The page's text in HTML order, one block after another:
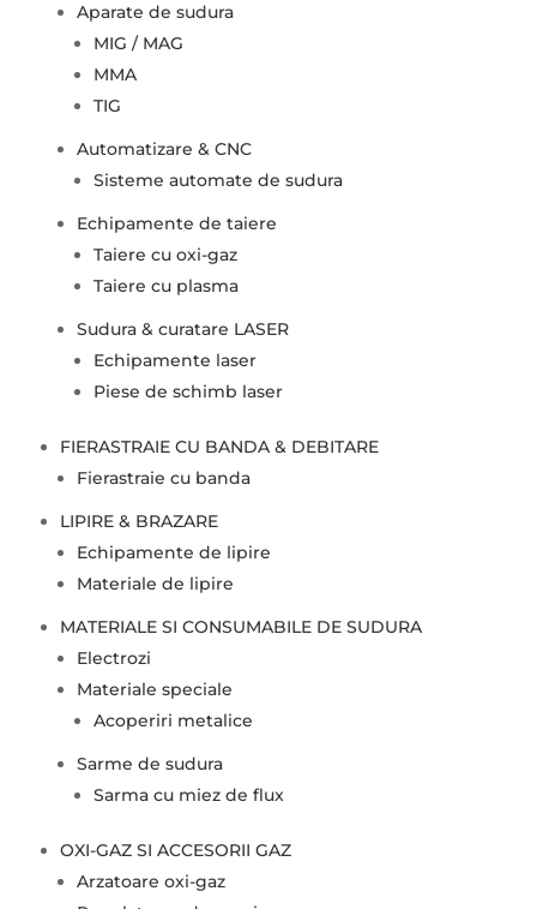
Aparate de sudura
MIG / MAG
MMA
TIG
Automatizare & CNC
Sisteme automate de sudura
Echipamente de taiere
Taiere cu oxi-gaz
Taiere cu plasma
Sudura & curatare LASER
Echipamente laser
Piese de schimb laser
FIERASTRAIE CU BANDA & DEBITARE
Fierastraie cu banda
LIPIRE & BRAZARE
Echipamente de lipire
Materiale de lipire
MATERIALE SI CONSUMABILE DE SUDURA
Electrozi
Materiale speciale
Acoperiri metalice
Sarme de sudura
Sarma cu miez de flux
OXI-GAZ SI ACCESORII GAZ
Arzatoare oxi-gaz